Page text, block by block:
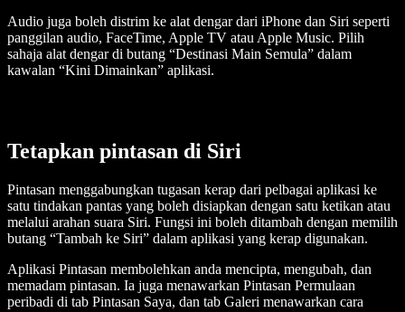
Audio juga boleh distrim ke alat dengar dari iPhone dan Siri seperti
panggilan audio, FaceTime, Apple TV atau Apple Music. Pilih
sahaja alat dengar di butang “Destinasi Main Semula” dalam
kawalan “Kini Dimainkan” aplikasi.
Tetapkan pintasan di Siri
Pintasan menggabungkan tugasan kerap dari pelbagai aplikasi ke
satu tindakan pantas yang boleh disiapkan dengan satu ketikan atau
melalui arahan suara Siri. Fungsi ini boleh ditambah dengan memilih
butang “Tambah ke Siri” dalam aplikasi yang kerap digunakan.
Aplikasi Pintasan membolehkan anda mencipta, mengubah, dan
memadam pintasan. Ia juga menawarkan Pintasan Permulaan
peribadi di tab Pintasan Saya, dan tab Galeri menawarkan cara